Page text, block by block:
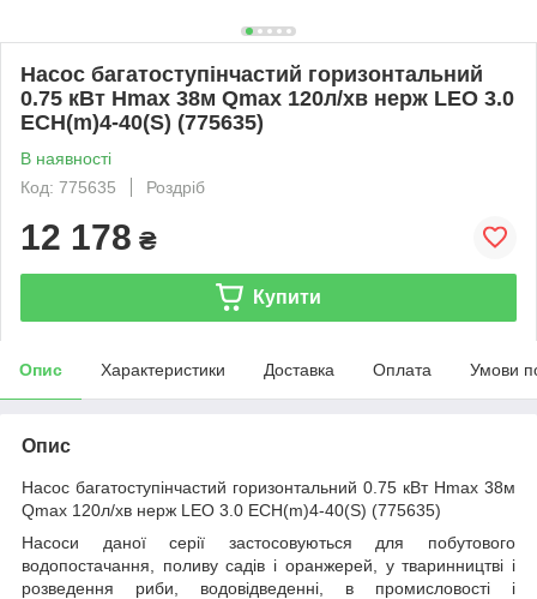
Насос багатоступінчастий горизонтальний
0.75 кВт Hmax 38м Qmax 120л/хв нерж LEO 3.0
ECH(m)4-40(S) (775635)
В наявності
Код: 775635
Роздріб
12 178 ₴
Купити
Опис Характеристики Доставка Оплата Умови
Опис
Насос багатоступінчастий горизонтальний 0.75 кВт Hmax 38м
Qmax 120л/хв нерж LEO 3.0 ECH(m)4-40(S) (775635)
Насоси даної серії застосовуються для побутового
водопостачання, поливу садів і оранжерей, у тваринництві і
розведення риби, водовідведенні, в промисловості і